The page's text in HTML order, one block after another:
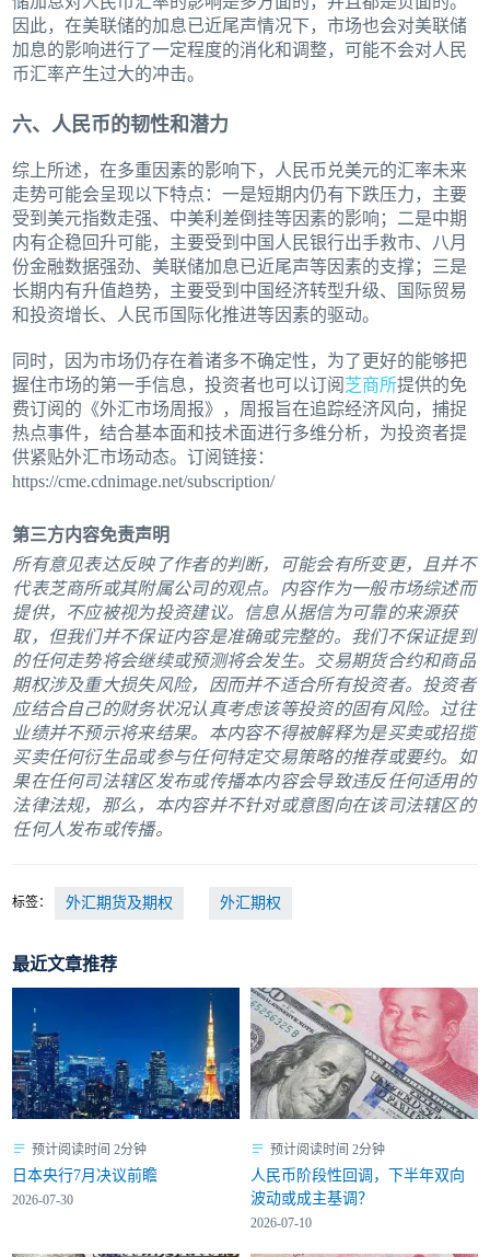
因此，在美联储的加息已近尾声情况下，市场也会对美联储
加息的影响进行了一定程度的消化和调整，可能不会对人民
币汇率产生过大的冲击。
六、人民币的韧性和潜力
综上所述，在多重因素的影响下，人民币兑美元的汇率未来
走势可能会呈现以下特点：一是短期内仍有下跌压力，主要
受到美元指数走强、中美利差倒挂等因素的影响；二是中期
内有企稳回升可能，主要受到中国人民银行出手救市、八月
份金融数据强劲、美联储加息已近尾声等因素的支撑；三是
长期内有升值趋势，主要受到中国经济转型升级、国际贸易
和投资增长、人民币国际化推进等因素的驱动。
同时，因为市场仍存在着诸多不确定性，为了更好的能够把
握住市场的第一手信息，投资者也可以订阅 芝商所提供的免
费订阅的《外汇市场周报》，周报旨在追踪经济风向，捕捉
热点事件，结合基本面和技术面进行多维分析，为投资者提
供紧贴外汇市场动态。订阅链接：
https://cme.cdnimage.net/subscription/
第三方内容免责声明
所有意见表达反映了作者的判断，可能会有所变更，且并不
代表芝商所或其附属公司的观点。内容作为一般市场综述而
提供，不应被视为投资建议。信息从据信为可靠的来源获
取，但我们并不保证内容是准确或完整的。我们不保证提到
的任何走势将会继续或预测将会发生。交易期货合约和商品
期权涉及重大损失风险，因而并不适合所有投资者。投资者
应结合自己的财务状况认真考虑该等投资的固有风险。过往
业绩并不预示将来结果。本内容不得被解释为是买卖或招揽
买卖任何衍生品或参与任何特定交易策略的推荐或要约。如
果在任何司法辖区发布或传播本内容会导致违反任何适用的
法律法规，那么，本内容并不针对或意图向在该司法辖区的
任何人发布或传播。
标签： 外汇期货及期权 外汇期权
最近文章推荐
预计阅读时间 2分钟
日本央行7月决议前瞻
2026-07-30
预计阅读时间 2分钟
人民币阶段性回调，下半年双向
波动或成主基调？
2026-07-10